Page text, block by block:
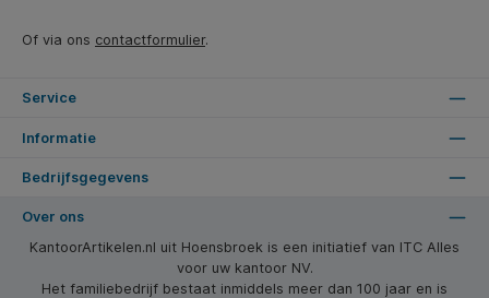
Of via ons contactformulier.
Service
Informatie
Bedrijfsgegevens
Over ons
KantoorArtikelen.nl uit Hoensbroek is een initiatief van ITC Alles
voor uw kantoor NV.
Het familiebedrijf bestaat inmiddels meer dan 100 jaar en is